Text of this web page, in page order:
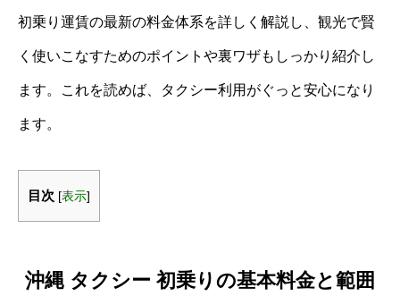
初乗り運賃の最新の料金体系を詳しく解説し、観光で賢
く使いこなすためのポイントや裏ワザもしっかり紹介し
ます。これを読めば、タクシー利用がぐっと安心になり
ます。
目次 [表示]
沖縄 タクシー 初乗りの基本料金と範囲